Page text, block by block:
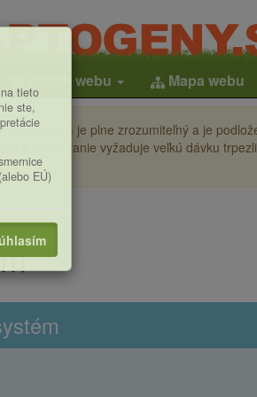
Obsah webu Mapa webu
(česky) je plne zrozumiteľný a je
a jeho čítanie vyžaduje veľkú dávku
tieto
ste,
EÚ)